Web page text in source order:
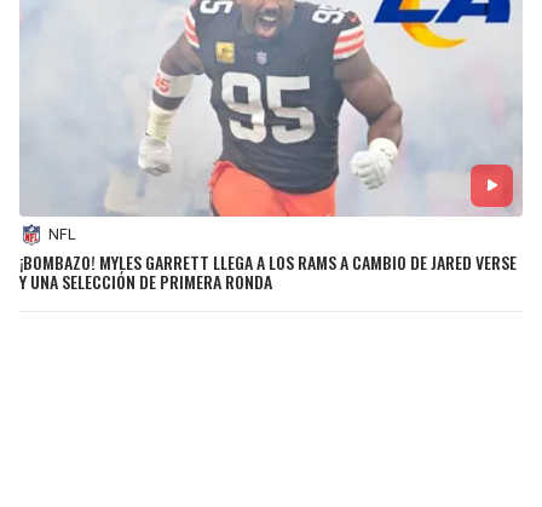
NFL
¡BOMBAZO! MYLES GARRETT LLEGA A LOS RAMS A CAMBIO DE JARED VERSE
Y UNA SELECCIÓN DE PRIMERA RONDA